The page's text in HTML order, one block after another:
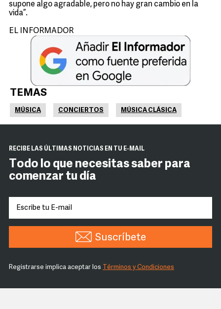
supone algo agradable, pero no hay gran cambio en la
vida”.
EL INFORMADOR
TEMAS
MÚSICA CONCIERTOS MÚSICA CLÁSICA
RECIBE LAS ÚLTIMAS NOTICIAS EN TU E-MAIL
Todo lo que necesitas saber para
comenzar tu día
Suscríbete
Registrarse implica aceptar los Términos y Condiciones